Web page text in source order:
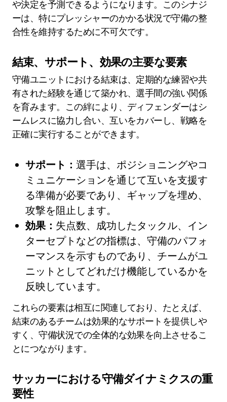
や決定を予測できるようになります。このシナジ
ーは、特にプレッシャーのかかる状況で守備の整
合性を維持するために不可欠です。
結束、サポート、効果の主要な要素
守備ユニットにおける結束は、定期的な練習や共
有された経験を通じて築かれ、選手間の強い関係
を育みます。この絆により、ディフェンダーはシ
ームレスに協力し合い、互いをカバーし、戦略を
正確に実行することができます。
サポート： 選手は、ポジショニングやコ
ミュニケーションを通じて互いを支援す
る準備が必要であり、ギャップを埋め、
攻撃を阻止します。
効果： 失点数、成功したタックル、イン
ターセプトなどの指標は、守備のパフォ
ーマンスを示すものであり、チームがユ
ニットとしてどれだけ機能しているかを
反映しています。
これらの要素は相互に関連しており、たとえば、
結束のあるチームは効果的なサポートを提供しや
すく、守備状況での全体的な効果を向上させるこ
とにつながります。
サッカーにおける守備ダイナミクスの重
要性